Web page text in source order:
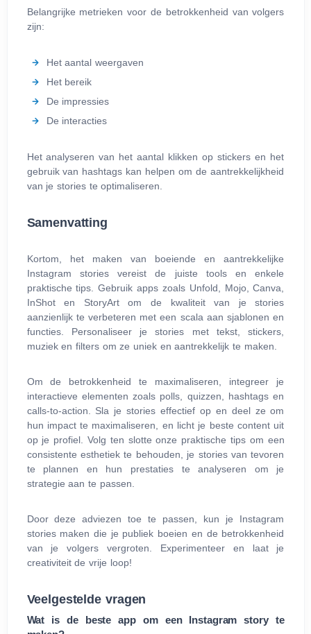
Belangrijke metrieken voor de betrokkenheid van volgers
zijn:
Het aantal weergaven
Het bereik
De impressies
De interacties
Het analyseren van het aantal klikken op stickers en het
gebruik van hashtags kan helpen om de aantrekkelijkheid
van je stories te optimaliseren.
Samenvatting
Kortom, het maken van boeiende en aantrekkelijke
Instagram stories vereist de juiste tools en enkele
praktische tips. Gebruik apps zoals Unfold, Mojo, Canva,
InShot en StoryArt om de kwaliteit van je stories
aanzienlijk te verbeteren met een scala aan sjablonen en
functies. Personaliseer je stories met tekst, stickers,
muziek en filters om ze uniek en aantrekkelijk te maken.
Om de betrokkenheid te maximaliseren, integreer je
interactieve elementen zoals polls, quizzen, hashtags en
calls-to-action. Sla je stories effectief op en deel ze om
hun impact te maximaliseren, en licht je beste content uit
op je profiel. Volg ten slotte onze praktische tips om een
consistente esthetiek te behouden, je stories van tevoren
te plannen en hun prestaties te analyseren om je
strategie aan te passen.
Door deze adviezen toe te passen, kun je Instagram
stories maken die je publiek boeien en de betrokkenheid
van je volgers vergroten. Experimenteer en laat je
creativiteit de vrije loop!
Veelgestelde vragen
Wat is de beste app om een Instagram story te